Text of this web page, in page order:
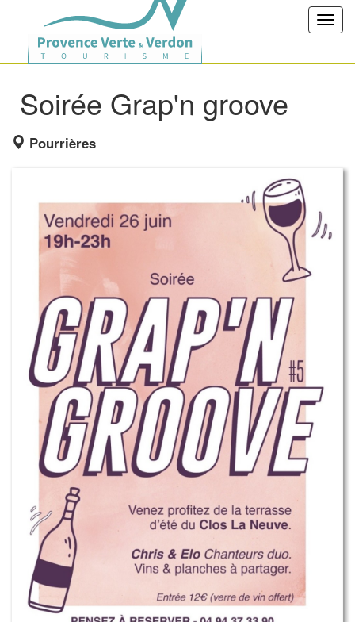
Soirée Grap'n groove
Pourrières